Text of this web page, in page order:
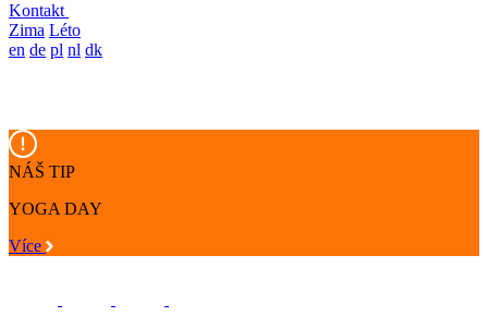
Kontakt
Zima Léto
en de pl nl dk
NÁŠ TIP
YOGA DAY
Více